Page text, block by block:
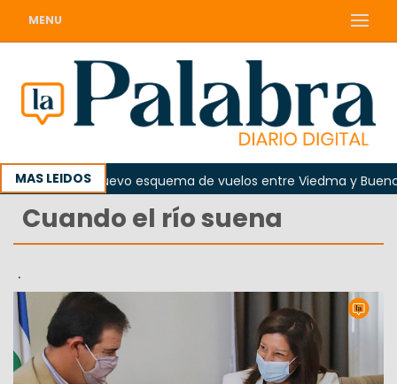
MENU
MAS LEIDOS
regirá nuevo esquema de vuelos entre Viedma y Buenos
Cuando el río suena
.